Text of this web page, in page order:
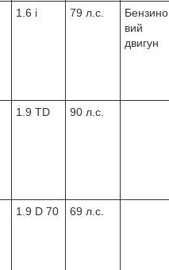
1.6 i 79 л.с.
Бензино
вий
двигун
1.9 TD 90 л.с.
1.9 D 70 69 л.с.